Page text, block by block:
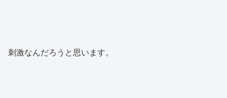
刺激なんだろうと思います。